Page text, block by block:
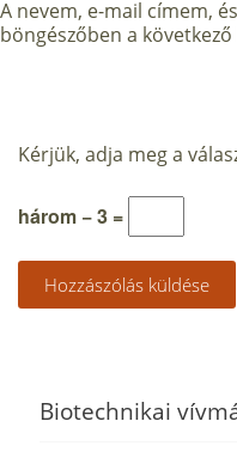
A nevem, e-mail címem,
böngészőben a
Kérjük, adja meg a
három − 3 =
Biotechnikai